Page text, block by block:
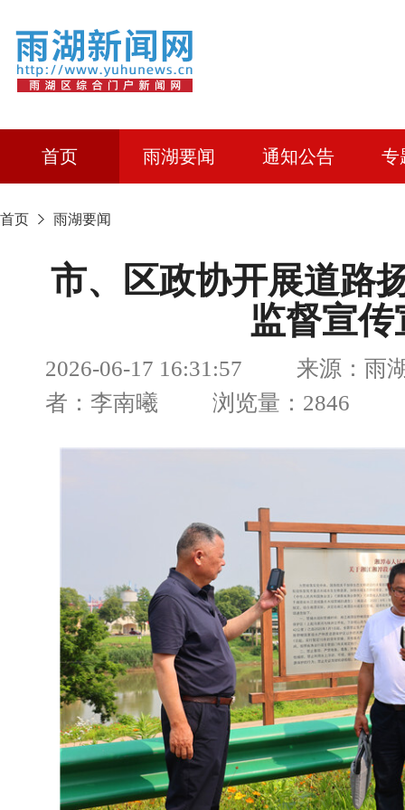
首页 雨湖要闻 通知公告 专
首页 雨湖要闻
市、区政协开展道路
监督宣
2026-06-17 16:31:57 来源：雨湖
者：李南曦 浏览量：2846